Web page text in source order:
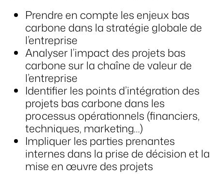
Prendre en compte les enjeux bas
carbone dans la stratégie globale de
l’entreprise
Analyser l’impact des projets bas
carbone sur la chaîne de valeur de
l’entreprise
Identifier les points d’intégration des
projets bas carbone dans les
processus opérationnels (financiers,
techniques, marketing…)
Impliquer les parties prenantes
internes dans la prise de décision et la
mise en œuvre des projets